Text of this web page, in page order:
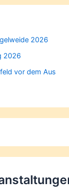
2026
2026
vor dem Aus